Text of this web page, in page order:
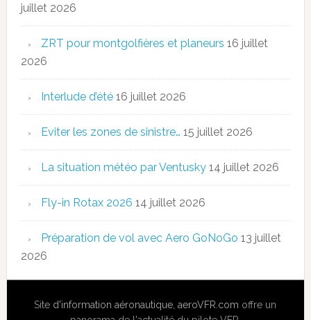
juillet 2026
ZRT pour montgolfières et planeurs 16 juillet
2026
Interlude d’été 16 juillet 2026
Eviter les zones de sinistre… 15 juillet 2026
La situation météo par Ventusky 14 juillet 2026
Fly-in Rotax 2026 14 juillet 2026
Préparation de vol avec Aero GoNoGo 13 juillet
2026
Site d'information aéronautique ,aeroVFR.com offre un